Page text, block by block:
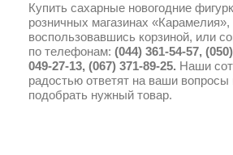
Купить сахарные новогодние
розничных магазинах
воспользовавшись корзиной, или
по телефонам: (044) 361-54-57,
049-27-13, (067) 371-89-25. Наши
радостью ответят на ваши вопросы
подобрать нужный товар.